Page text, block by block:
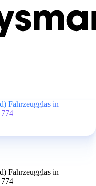
Fahrzeugglas in
Fahrzeugglas in